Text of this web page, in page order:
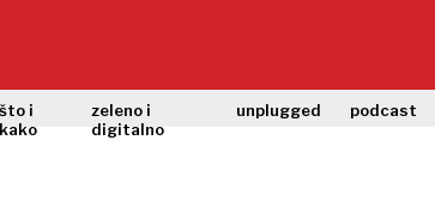
i
zeleno i
digitalno
unplugged podcast